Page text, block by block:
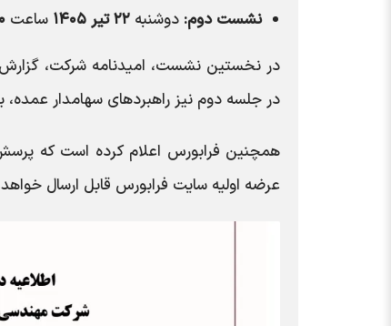
نشست دوم: دوشنبه ۲۲ تیر ۱۴۰۵ ساعت
در نخستین نشست، امیدنامه شرکت،
در جلسه دوم نیز راهبردهای سهامدار عمده،
همچنین فرابورس اعلام کرده است که
عرضه اولیه سایت فرابورس قابل ارسال